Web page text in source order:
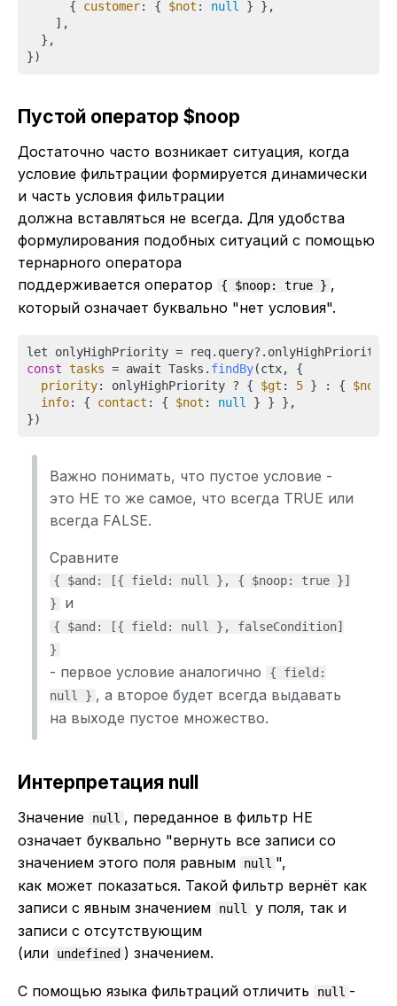
      {
customer: { $not : null } },
    ],
  },
Пустой оператор $noop
Достаточно часто возникает ситуация, когда
условие фильтрации формируется динамически
и часть условия фильтрации
должна вставляться не всегда. Для удобства
формулирования подобных ситуаций с помощью
тернарного оператора
поддерживается оператор
{ $noop: true } ,
который означает буквально "нет условия".
let onlyHighPriority = req.query?.onlyHighPriority
const tasks = await Tasks. findBy(ctx, {
priority: onlyHighPriority ? { $gt : 5 } : { $noop
info: { contact : { $not : null
} } },
Важно понимать, что пустое условие -
это НЕ то же самое, что всегда TRUE или
всегда FALSE.
Сравните
{ $and: [{ field: null }, { $noop: true }]
}
и
{ $and: [{ field: null }, falseCondition]
}
- первое условие аналогично
{ field:
null } , а второе будет всегда выдавать
на выходе пустое множество.
Интерпретация null
Значение null , переданное в фильтр НЕ
означает буквально "вернуть все записи со
значением этого поля равным
null ",
как может показаться. Такой фильтр вернёт как
записи с явным значением
null
у поля, так и
записи с отсутствующим
(или
undefined ) значением.
С помощью языка фильтраций отличить null -